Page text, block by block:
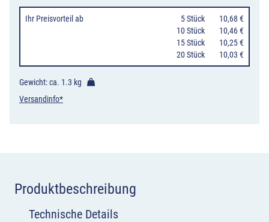
von
Gerüstrohren
Menge
Ihr Preisvorteil ab 5 Stück
10,68 €
10 Stück
10,46 €
15 Stück
10,25 €
20 Stück
10,03 €
Gewicht: ca. 1.3 kg
Versandinfo*
Produktbeschreibung
Technische Details